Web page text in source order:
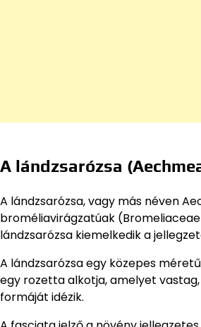
A lándzsarózsa
A lándzsarózsa, vagy más néven
broméliavirágzatúak
lándzsarózsa kiemelkedik a
A lándzsarózsa egy közepes
egy rozetta alkotja, amelyet vastag,
formáját idézik.